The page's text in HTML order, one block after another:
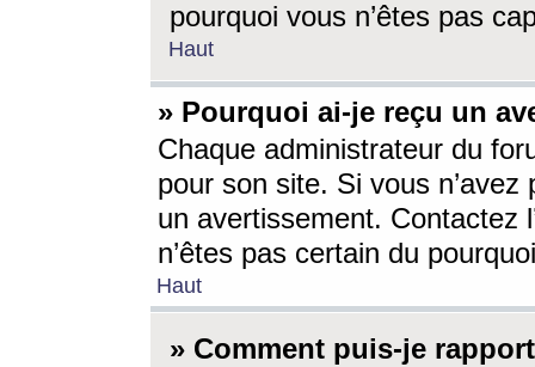
pourquoi vous n’êtes pas
Haut
» Pourquoi ai-je reçu un
Chaque administrateur du
pour son site. Si vous
un avertissement. Contactez
n’êtes pas certain du
Haut
» Comment puis-je